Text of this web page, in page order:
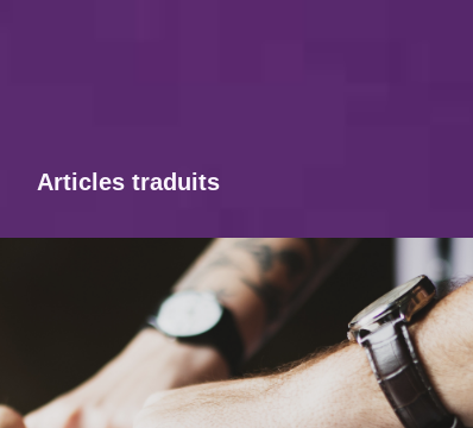
Articles traduits